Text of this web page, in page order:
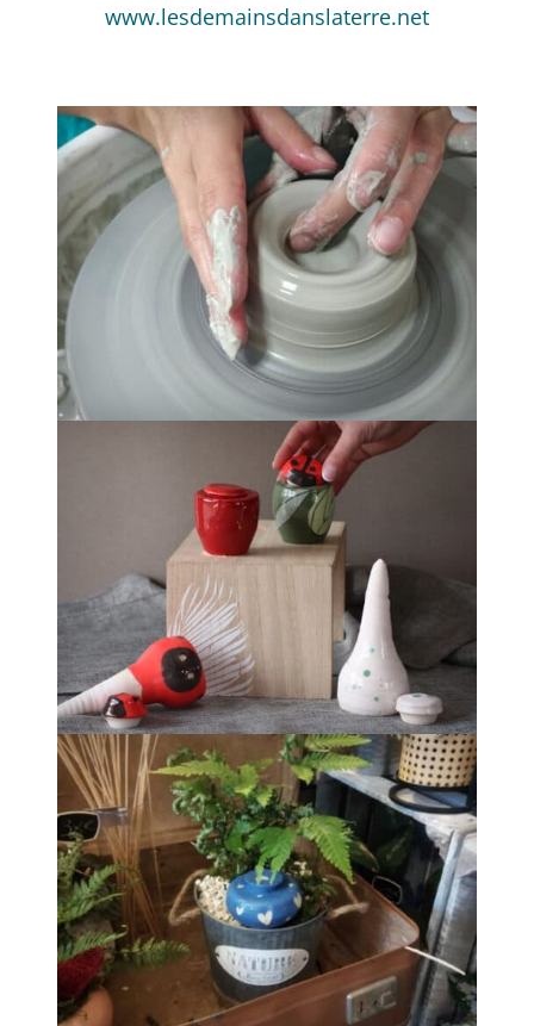
www.lesdemainsdanslaterre.net